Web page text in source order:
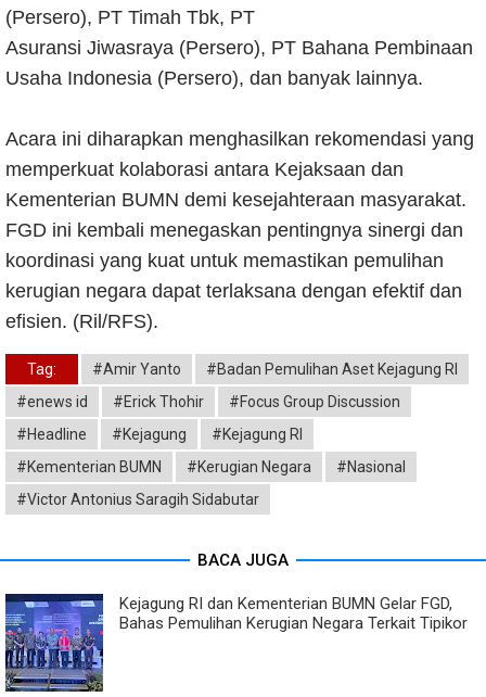
(Persero), PT Timah Tbk, PT
Asuransi Jiwasraya (Persero), PT Bahana Pembinaan
Usaha Indonesia (Persero), dan banyak lainnya.
Acara ini diharapkan menghasilkan rekomendasi yang
memperkuat kolaborasi antara Kejaksaan dan
Kementerian BUMN demi kesejahteraan masyarakat.
FGD ini kembali menegaskan pentingnya sinergi dan
koordinasi yang kuat untuk memastikan pemulihan
kerugian negara dapat terlaksana dengan efektif dan
efisien. (Ril/RFS).
Tag: #Amir Yanto
#Badan Pemulihan Aset Kejagung RI
#enews id
#Erick Thohir
#Focus Group Discussion
#Headline
#Kejagung
#Kejagung RI
#Kementerian BUMN
#Kerugian Negara
#Nasional
#Victor Antonius Saragih Sidabutar
BACA JUGA
Kejagung RI dan Kementerian BUMN Gelar FGD,
Bahas Pemulihan Kerugian Negara Terkait Tipikor